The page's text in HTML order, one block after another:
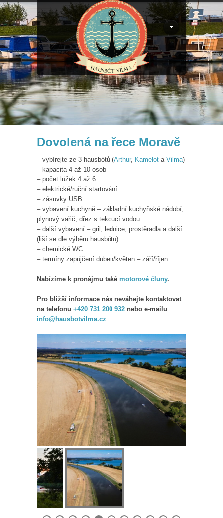
Dovolená na řece Moravě
– vybírejte ze 3 hausbótů (Arthur, Kamelot a Vilma)
– kapacita 4 až 10 osob
– počet lůžek 4 až 6
– elektrické/ruční startování
– zásuvky USB
– vybavení kuchyně – základní kuchyňské nádobí,
plynový vařič, dřez s tekoucí vodou
– další vybavení – gril, lednice, prostěradla a další
(liší se dle výběru hausbótu)
– chemické WC
– termíny zapůjčení duben/květen – září/říjen
Nabízíme k pronájmu také motorové čluny.
Pro bližší informace nás neváhejte kontaktovat
na telefonu +420 731 200 932 nebo e-mailu
info@hausbotvilma.cz